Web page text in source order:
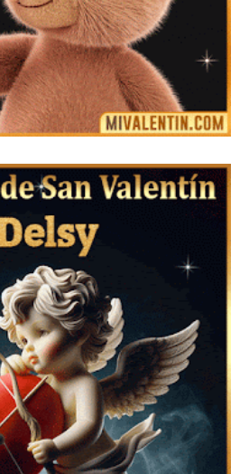
de San Valentín para Amigas